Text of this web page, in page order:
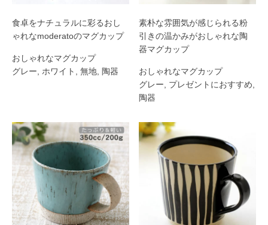
食卓をナチュラルに彩るおし
ゃれなmoderatoのマグカップ
おしゃれなマグカップ
グレー
ホワイト 無地 陶器
素朴な雰囲気が感じられる粉
引きの温かみがおしゃれな陶
器マグカップ
おしゃれなマグカップ
グレー
プレゼントにおすすめ
陶器